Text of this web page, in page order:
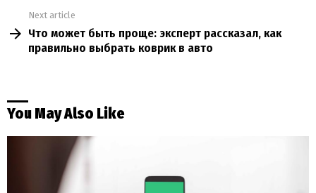
Next article
Что может быть проще: эксперт рассказал, как
правильно выбрать коврик в авто
You May Also Like